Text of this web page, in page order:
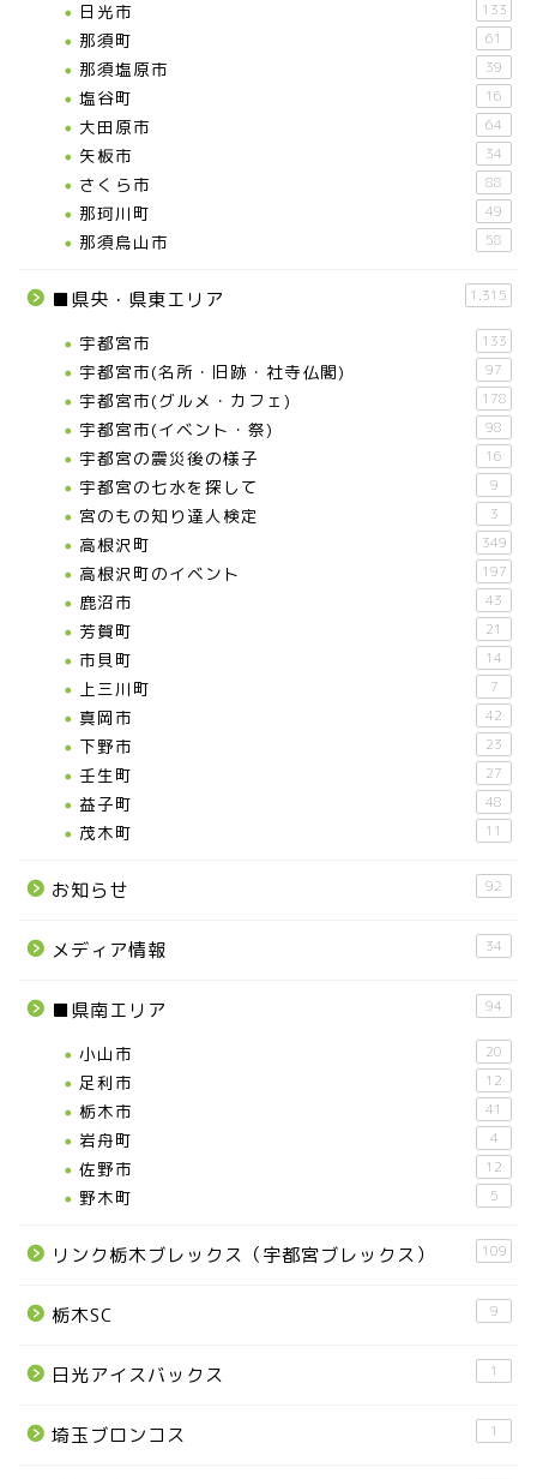
日光市 133
那須町 61
那須塩原市 39
塩谷町 16
大田原市 64
矢板市 34
さくら市 88
那珂川町 49
那須烏山市 58
■県央・県東エリア 1,315
宇都宮市 133
宇都宮市(名所・旧跡・社寺仏閣) 97
宇都宮市(グルメ・カフェ) 178
宇都宮市(イベント・祭) 98
宇都宮の震災後の様子 16
宇都宮の七水を探して 9
宮のもの知り達人検定 3
高根沢町 349
高根沢町のイベント 197
鹿沼市 43
芳賀町 21
市貝町 14
上三川町 7
真岡市 42
下野市 23
壬生町 27
益子町 48
茂木町 11
お知らせ 92
メディア情報 34
■県南エリア 94
小山市 20
足利市 12
栃木市 41
岩舟町 4
佐野市 12
野木町 5
リンク栃木ブレックス（宇都宮ブレックス） 109
栃木SC 9
日光アイスバックス 1
埼玉ブロンコス 1